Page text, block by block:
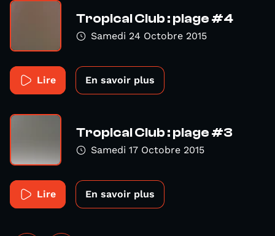
Tropical Club : plage #4
Samedi 24 Octobre 2015
Lire En savoir plus
Tropical Club : plage #3
Samedi 17 Octobre 2015
Lire En savoir plus